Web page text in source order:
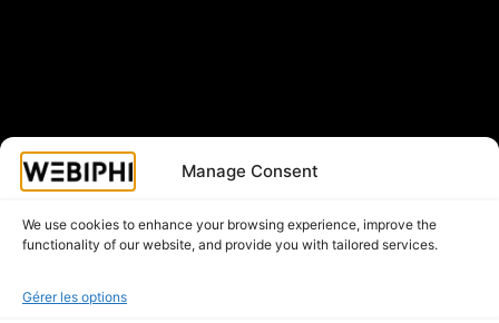
Manage Consent
We use cookies to enhance your browsing experience, improve the
functionality of our website, and provide you with tailored services.
Gérer les options